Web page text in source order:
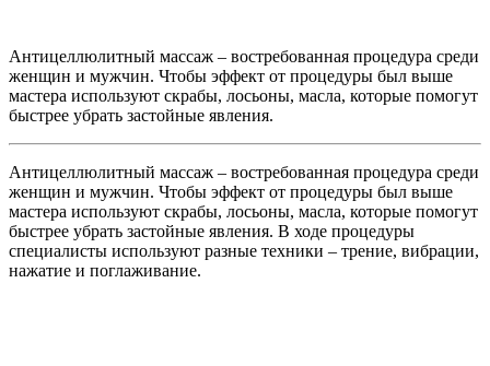
Антицеллюлитный массаж – востребованная процедура среди
женщин и мужчин. Чтобы эффект от процедуры был выше
мастера используют скрабы, лосьоны, масла, которые помогут
быстрее убрать застойные явления.
Антицеллюлитный массаж – востребованная процедура среди
женщин и мужчин. Чтобы эффект от процедуры был выше
мастера используют скрабы, лосьоны, масла, которые помогут
быстрее убрать застойные явления. В ходе процедуры
специалисты используют разные техники – трение, вибрации,
нажатие и поглаживание.